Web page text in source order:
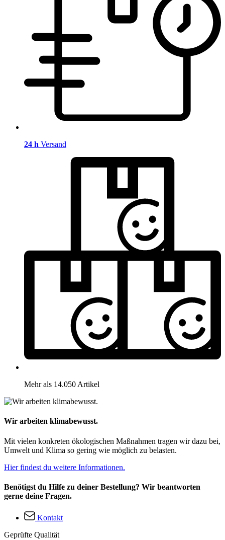
24 h Versand
Mehr als 14.050 Artikel
Wir arbeiten klimabewusst.
Mit vielen konkreten ökologischen Maßnahmen tragen wir dazu bei,
Umwelt und Klima so gering wie möglich zu belasten.
Hier findest du weitere Informationen.
Benötigst du Hilfe zu deiner Bestellung? Wir beantworten
gerne deine Fragen.
Kontakt
Geprüfte Qualität